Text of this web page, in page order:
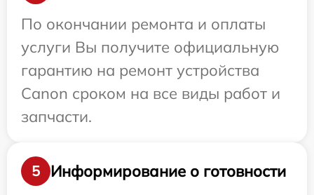
По окончании ремонта и оплаты
услуги Вы получите официальную
гарантию на ремонт устройства
Canon сроком на все виды работ и
запчасти.
5
Информирование о готовности